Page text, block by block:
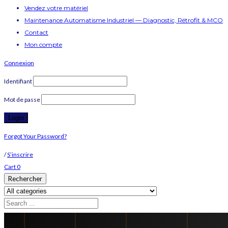
Vendez votre matériel
Maintenance Automatisme Industriel — Diagnostic, Rétrofit & MCO
Contact
Mon compte
Connexion
Identifiant
Mot de passe
Forgot Your Password?
/S’inscrire
Cart0
Rechercher